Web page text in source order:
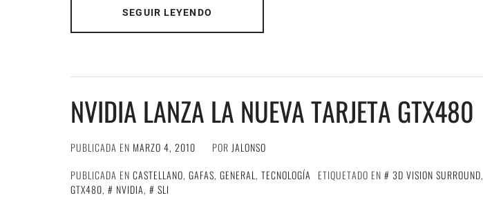
SEGUIR LEYENDO
NVIDIA LANZA LA NUEVA TARJETA GTX480
PUBLICADA EN MARZO 4, 2010 POR JALONSO
PUBLICADA EN CASTELLANO, GAFAS, GENERAL, TECNOLOGÍA ETIQUETADO EN 3D VISION SURROUND,
GTX480, NVIDIA, SLI